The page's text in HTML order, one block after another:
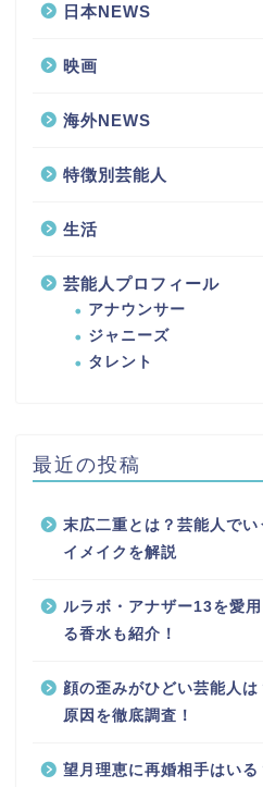
日本NEWS
映画
海外NEWS
特徴別芸能人
生活
芸能人プロフィール
アナウンサー
ジャニーズ
タレント
最近の投稿
末広二重とは？芸能人で
イメイクを解説
ルラボ・アナザー13を愛
る香水も紹介！
顔の歪みがひどい芸能人
原因を徹底調査！
望月理恵に再婚相手はい